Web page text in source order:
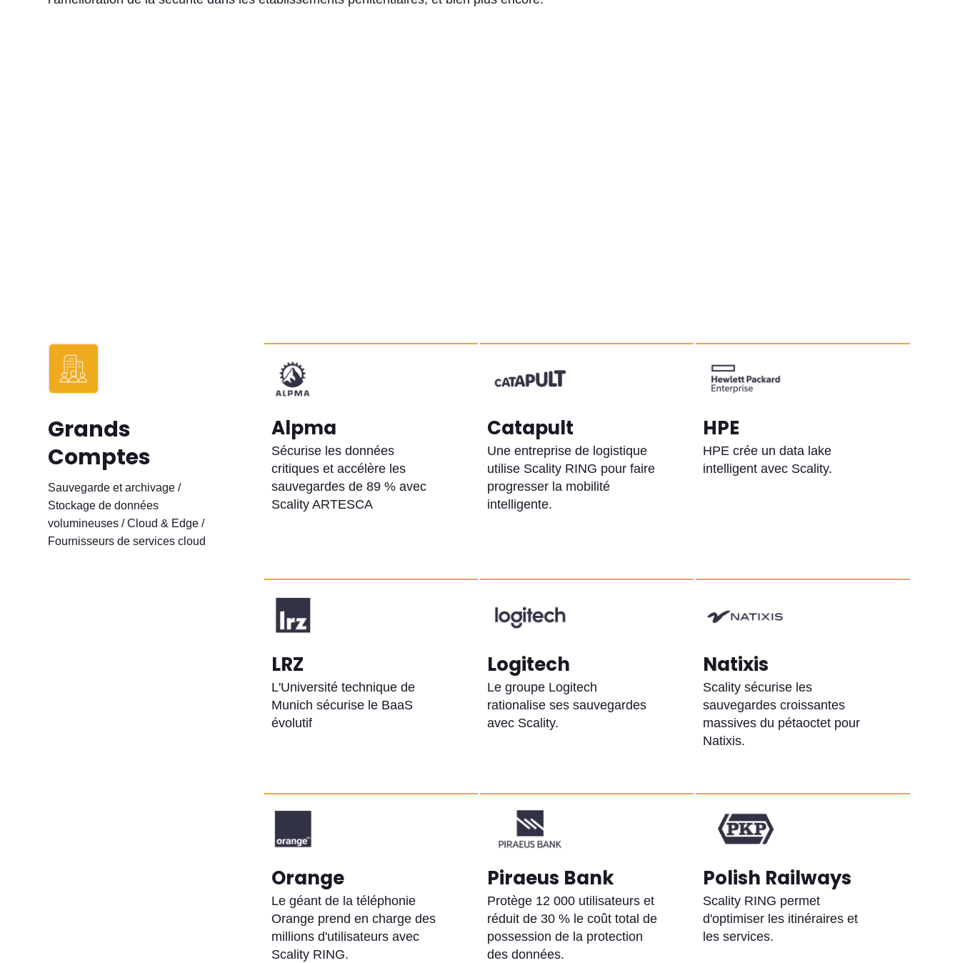
Grands
Comptes
Sauvegarde et archivage /
Stockage de données
volumineuses / Cloud & Edge /
Fournisseurs de services cloud
Alpma
Sécurise les données
critiques et accélère les
sauvegardes de 89 % avec
Scality ARTESCA
Catapult
Une entreprise de logistique
utilise Scality RING pour faire
progresser la mobilité
intelligente.
HPE
HPE crée un data lake
intelligent avec Scality.
LRZ
L'Université technique de
Munich sécurise le BaaS
évolutif
Logitech
Le groupe Logitech
rationalise ses sauvegardes
avec Scality.
Natixis
Scality sécurise les
sauvegardes croissantes
massives du pétaoctet pour
Natixis.
Orange
Le géant de la téléphonie
Orange prend en charge des
millions d'utilisateurs avec
Scality RING.
Piraeus Bank
Protège 12 000 utilisateurs et
réduit de 30 % le coût total de
possession de la protection
des données.
Polish Railways
Scality RING permet
d'optimiser les itinéraires et
les services.